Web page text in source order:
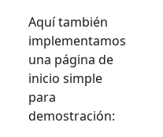
Aquí también
implementamos
una página de
inicio simple
para
demostración: